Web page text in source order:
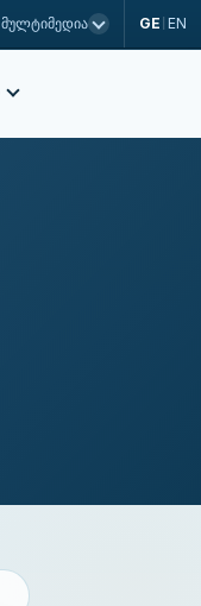
მულტიმედია GE EN